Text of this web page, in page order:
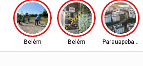
Belém Belém Parauapebas -